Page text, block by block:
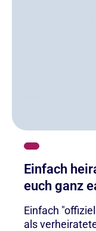
Einfach
euch ganz
Einfach
als